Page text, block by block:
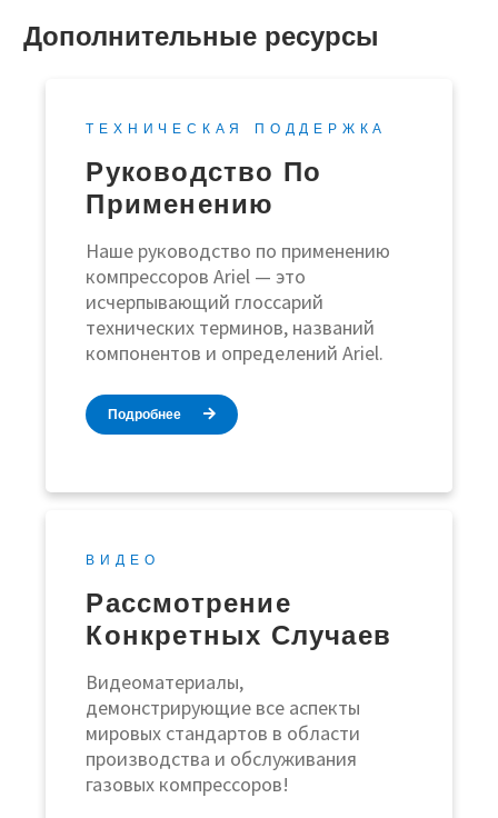
Дополнительные ресурсы
Руководство По
Применению
ТЕХНИЧЕСКАЯ ПОДДЕРЖКА
Наше руководство по применению
компрессоров Ariel — это
исчерпывающий глоссарий
технических терминов, названий
компонентов и определений Ariel.
Подробнее
Рассмотрение
Конкретных Случаев
ВИДЕО
Видеоматериалы,
демонстрирующие все аспекты
мировых стандартов в области
производства и обслуживания
газовых компрессоров!